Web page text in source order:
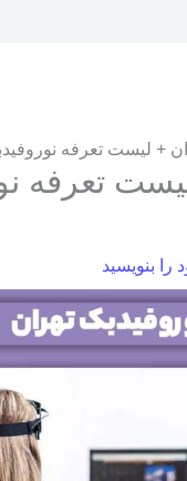
+ لیست تعرفه نوروفیدبک
تعرفه
را بنویسید